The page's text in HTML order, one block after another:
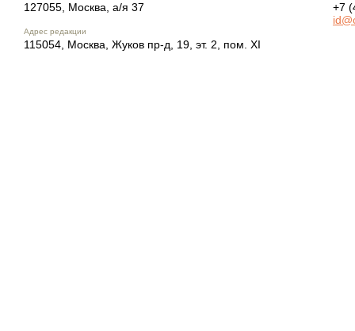
127055, Москва, а/я 37
Адрес редакции
115054, Москва, Жуков пр-д, 19, эт. 2, пом. XI
+7